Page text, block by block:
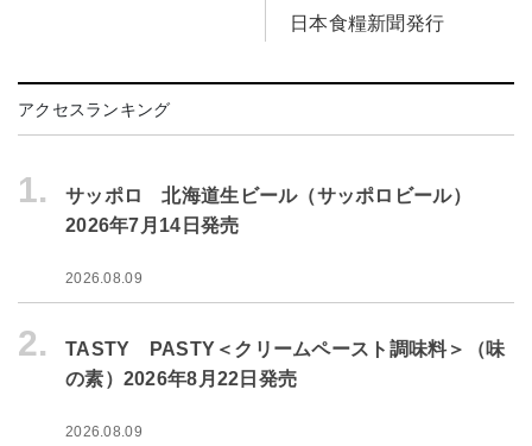
日本食糧新聞発行
アクセスランキング
1.
サッポロ 北海道生ビール（サッポロビール）
2026年7月14日発売
2026.08.09
2.
TASTY PASTY＜クリームペースト調味料＞（味
の素）2026年8月22日発売
2026.08.09